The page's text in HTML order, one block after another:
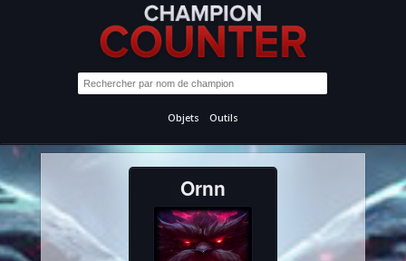
Objets Outils
Ornn